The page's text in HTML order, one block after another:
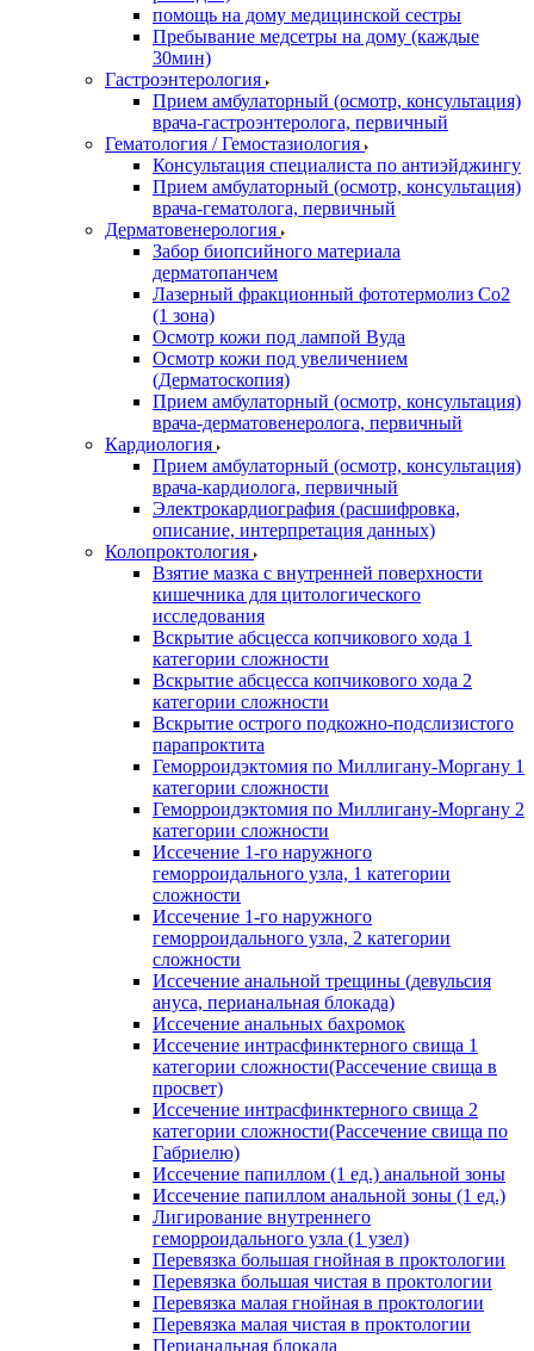
помощь на дому медицинской сестры
Пребывание медсетры на дому (каждые
30мин)
Гастроэнтерология
Прием амбулаторный (осмотр, консультация)
врача-гастроэнтеролога, первичный
Гематология / Гемостазиология
Консультация специалиста по антиэйджингу
Прием амбулаторный (осмотр, консультация)
врача-гематолога, первичный
Дерматовенерология
Забор биопсийного материала
дерматопанчем
Лазерный фракционный фототермолиз Со2
(1 зона)
Осмотр кожи под лампой Вуда
Осмотр кожи под увеличением
(Дерматоскопия)
Прием амбулаторный (осмотр, консультация)
врача-дерматовенеролога, первичный
Кардиология
Прием амбулаторный (осмотр, консультация)
врача-кардиолога, первичный
Электрокардиография (расшифровка,
описание, интерпретация данных)
Колопроктология
Взятие мазка с внутренней поверхности
кишечника для цитологического
исследования
Вскрытие абсцесса копчикового хода 1
категории сложности
Вскрытие абсцесса копчикового хода 2
категории сложности
Вскрытие острого подкожно-подслизистого
парапроктита
Геморроидэктомия по Миллигану-Моргану 1
категории сложности
Геморроидэктомия по Миллигану-Моргану 2
категории сложности
Иссечение 1-го наружного
геморроидального узла, 1 категории
сложности
Иссечение 1-го наружного
геморроидального узла, 2 категории
сложности
Иссечение анальной трещины (девульсия
ануса, перианальная блокада)
Иссечение анальных бахромок
Иссечение интрасфинктерного свища 1
категории сложности(Рассечение свища в
просвет)
Иссечение интрасфинктерного свища 2
категории сложности(Рассечение свища по
Габриелю)
Иссечение папиллом (1 ед.) анальной зоны
Иссечение папиллом анальной зоны (1 ед.)
Лигирование внутреннего
геморроидального узла (1 узел)
Перевязка большая гнойная в проктологии
Перевязка большая чистая в проктологии
Перевязка малая гнойная в проктологии
Перевязка малая чистая в проктологии
Перианальная блокада